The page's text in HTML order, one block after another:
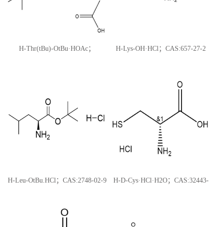
H-Thr(tBu)-OtBu·HOAc；
H-Lys-OH·HCl；CAS:657-27-2
H-Leu-OtBu.HCl；CAS:2748-02-9
H-D-Cys·HCl·H2O；CAS:32443-